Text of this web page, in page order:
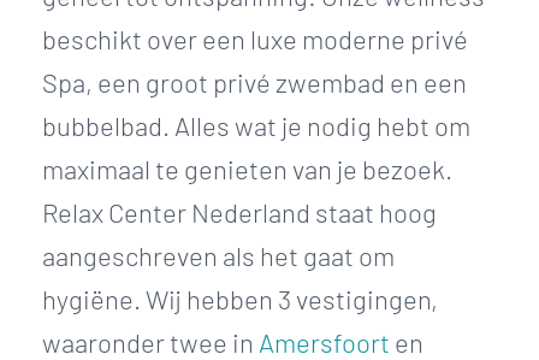
beschikt over een luxe moderne privé
Spa, een groot privé zwembad en een
bubbelbad. Alles wat je nodig hebt om
maximaal te genieten van je bezoek.
Relax Center Nederland staat hoog
aangeschreven als het gaat om
hygiëne. Wij hebben 3 vestigingen,
waaronder twee in Amersfoort en